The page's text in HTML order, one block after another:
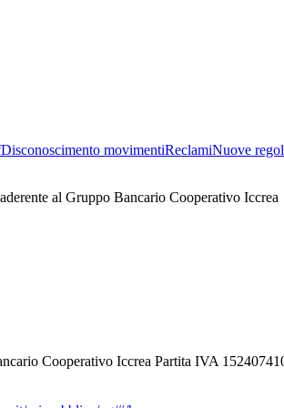
Disconoscimento movimentiReclamiNuove
al Gruppo Bancario Cooperativo Iccrea
Cooperativo Iccrea Partita IVA